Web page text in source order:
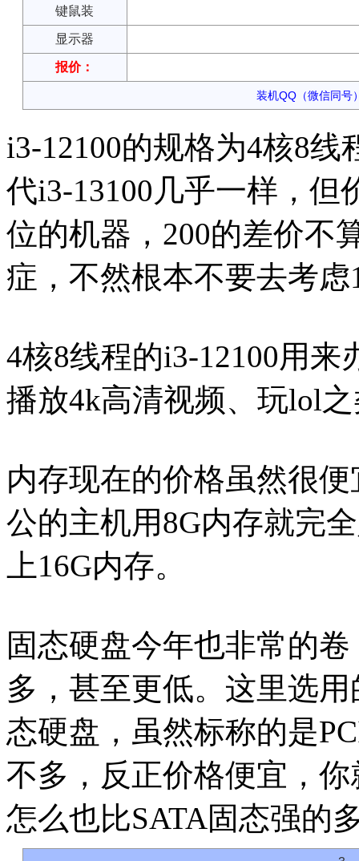
键鼠装
显示器
报价：
装机QQ（微信同号
i3-12100的规格为4核8线
代i3-13100几乎一样，但
位的机器，200的差价不
症，不然根本不要去考虑
4核8线程的i3-12100用
播放4k高清视频、玩lol
内存现在的价格虽然很
公的主机用8G内存就完
上16G内存。
固态硬盘今年也非常的
多，甚至更低。这里选
态硬盘，虽然标称的是
不多，反正价格便宜，
怎么也比SATA固态强的